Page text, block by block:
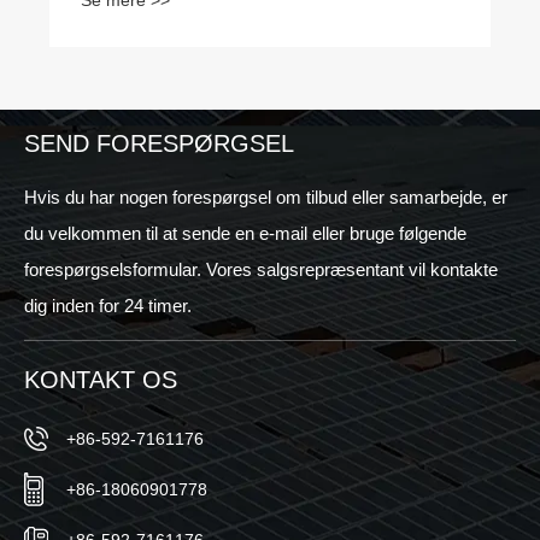
SEND FORESPØRGSEL
Hvis du har nogen forespørgsel om tilbud eller samarbejde, er
du velkommen til at sende en e-mail eller bruge følgende
forespørgselsformular. Vores salgsrepræsentant vil kontakte
dig inden for 24 timer.
KONTAKT OS
+86-592-7161176
+86-18060901778